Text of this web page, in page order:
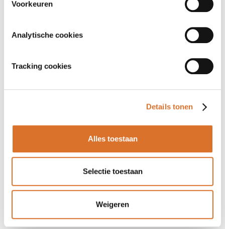
Voorkeuren
Analytische cookies
Tracking cookies
Details tonen
Alles toestaan
Selectie toestaan
Weigeren